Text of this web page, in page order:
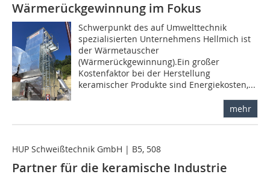
Wärmerückgewinnung im Fokus
Schwerpunkt des auf Umwelttechnik
spezialisierten Unternehmens Hellmich ist
der Wärmetauscher
(Wärmerückgewinnung).Ein großer
Kostenfaktor bei der Herstellung
keramischer Produkte sind Energiekosten,...
mehr
HUP Schweißtechnik GmbH | B5, 508
Partner für die keramische Industrie